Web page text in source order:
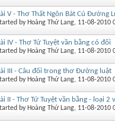
V - Thơ Thất Ngôn Bát Cú Đường
by Hoàng Thứ Lang, 11-08-2010
IV - Thơ Tứ Tuyệt vần bằng có đối
by Hoàng Thứ Lang, 11-08-2010
III - Câu đối trong thơ Đường luật
by Hoàng Thứ Lang, 11-08-2010
II - Thơ Tứ Tuyệt vần bằng - loại 2
by Hoàng Thứ Lang, 11-08-2010